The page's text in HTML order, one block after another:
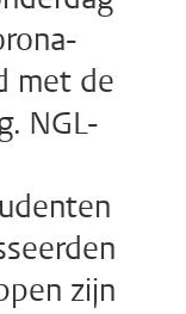
met de
NGL-
zijn